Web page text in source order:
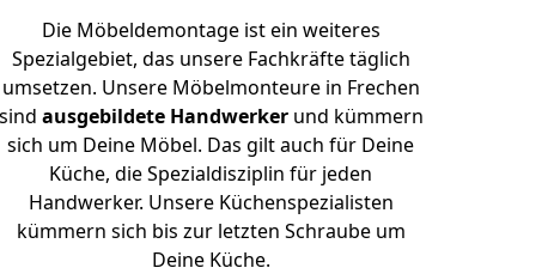
Die Möbeldemontage ist ein weiteres
Spezialgebiet, das unsere Fachkräfte täglich
umsetzen. Unsere Möbelmonteure in Frechen
sind ausgebildete Handwerker und kümmern
sich um Deine Möbel. Das gilt auch für Deine
Küche, die Spezialdisziplin für jeden
Handwerker. Unsere Küchenspezialisten
kümmern sich bis zur letzten Schraube um
Deine Küche.